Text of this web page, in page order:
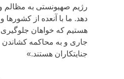
رژیم صهیونستی به
دهد. ما با آنعده از کشورها
هستیم که خواهان
جاری و به محاکمه کشاندن
جنایتکاران هستند.»